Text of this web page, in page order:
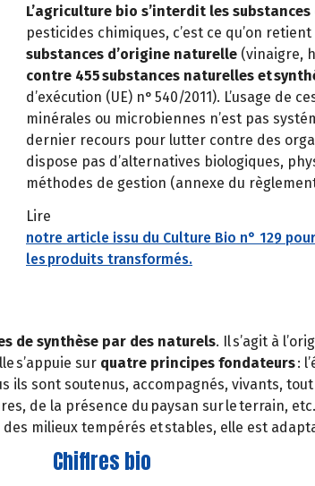
L’agriculture bio s’interdit les
pesticides chimiques, c’est ce qu’on
substances d’origine naturelle (vinaigre,
contre 455 substances naturelles et
d’exécution (UE) n° 540/2011). L’usage de
minérales ou microbiennes n’est pas
dernier recours pour lutter contre des
dispose pas d’alternatives biologiques,
méthodes de gestion (annexe du règlement
Lire
notre article issu du Culture Bio n° 129
les produits transformés.
de synthèse par des naturels. Il s’agit à
s’appuie sur quatre principes fondateurs:
sont soutenus, accompagnés, vivants,
de la présence du paysan sur le terrain, etc.
milieux tempérés et stables, elle est
Chiffres bio